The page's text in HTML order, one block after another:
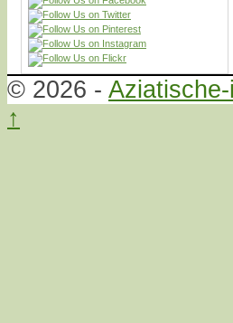
© 2026 -
↑